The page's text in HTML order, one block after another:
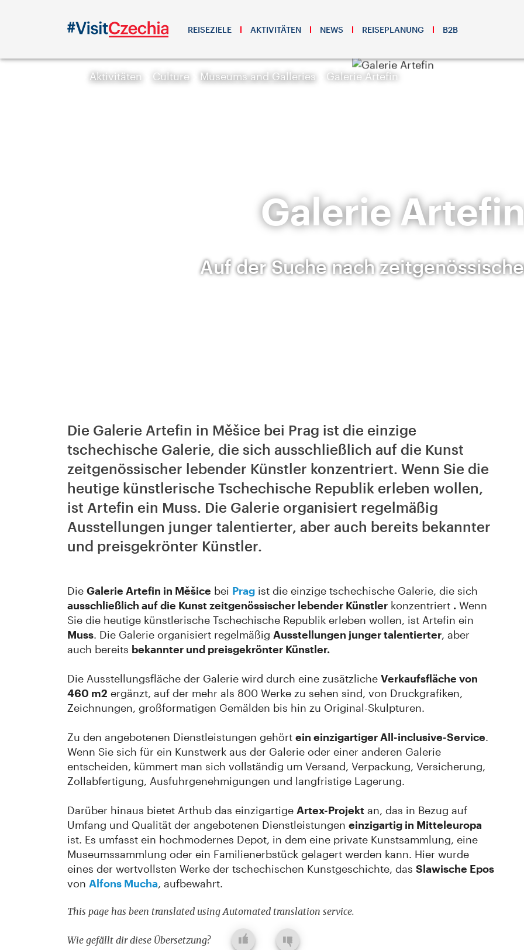
REISEZIELE AKTIVITÄTEN NEWS REISEPLANUNG B2B
Aktivitäten Culture Museums and Galleries Galerie Artefin
Galerie
Auf der Suche nach
Die Galerie Artefin in Měšice bei Prag ist die einzige
tschechische Galerie, die sich ausschließlich auf die Kunst
zeitgenössischer lebender Künstler konzentriert. Wenn Sie die
heutige künstlerische Tschechische Republik erleben wollen,
ist Artefin ein Muss. Die Galerie organisiert regelmäßig
Ausstellungen junger talentierter, aber auch bereits bekannter
und preisgekrönter Künstler.
Die Galerie Artefin in Měšice bei Prag ist die einzige tschechische Galerie, die sich
ausschließlich auf die Kunst zeitgenössischer lebender Künstler konzentriert . Wenn
Sie die heutige künstlerische Tschechische Republik erleben wollen, ist Artefin ein
Muss. Die Galerie organisiert regelmäßig Ausstellungen junger talentierter, aber
auch bereits bekannter und preisgekrönter Künstler.
Die Ausstellungsfläche der Galerie wird durch eine zusätzliche Verkaufsfläche von
460 m2 ergänzt, auf der mehr als 800 Werke zu sehen sind, von Druckgrafiken,
Zeichnungen, großformatigen Gemälden bis hin zu Original-Skulpturen.
Zu den angebotenen Dienstleistungen gehört ein einzigartiger All-inclusive-Service.
Wenn Sie sich für ein Kunstwerk aus der Galerie oder einer anderen Galerie
entscheiden, kümmert man sich vollständig um Versand, Verpackung, Versicherung,
Zollabfertigung, Ausfuhrgenehmigungen und langfristige Lagerung.
Darüber hinaus bietet Arthub das einzigartige Artex-Projekt an, das in Bezug auf
Umfang und Qualität der angebotenen Dienstleistungen einzigartig in Mitteleuropa
ist. Es umfasst ein hochmodernes Depot, in dem eine private Kunstsammlung, eine
Museumssammlung oder ein Familienerbstück gelagert werden kann. Hier wurde
eines der wertvollsten Werke der tschechischen Kunstgeschichte, das Slawische Epos
von Alfons Mucha, aufbewahrt.
This page has been translated using Automated translation service.
Wie gefällt dir diese Übersetzung?